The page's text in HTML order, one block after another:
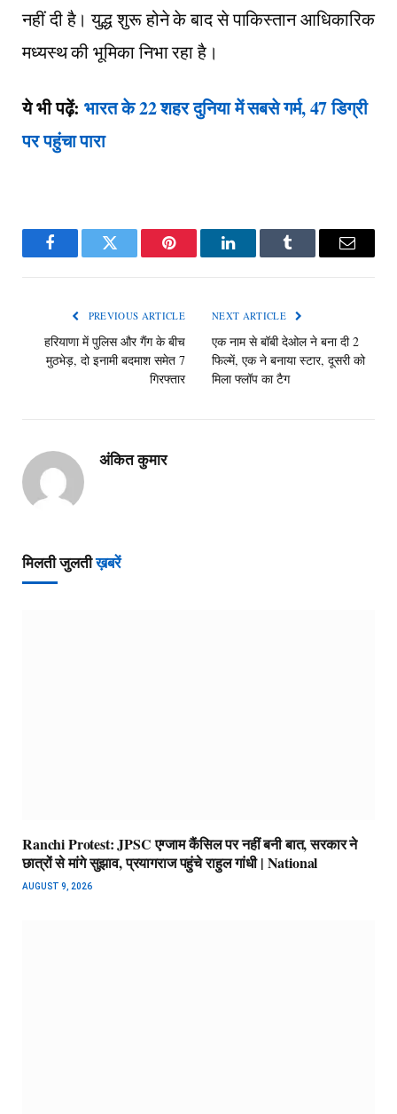
नहीं दी है। युद्ध शुरू होने के बाद से पाकिस्तान आधिकारिक
मध्यस्थ की भूमिका निभा रहा है।
ये भी पढ़ें:भारत के 22 शहर दुनिया में सबसे गर्म, 47 डिग्री
पर पहुंचा पारा
FacebookTwitter Pinterest LinkedInTumblr Email
PREVIOUS ARTICLE
हरियाणा में पुलिस और गैंग के बीच
मुठभेड़, दो इनामी बदमाश समेत 7
गिरफ्तार
NEXT ARTICLE
एक नाम से बॉबी देओल ने बना दी 2
फिल्में, एक ने बनाया स्टार, दूसरी को
मिला फ्लॉप का टैग
अंकित कुमार
मिलती जुलतीख़बरें
Ranchi Protest: JPSC एग्जाम कैंसिल पर नहीं बनी बात, सरकार ने
छात्रों से मांगे सुझाव, प्रयागराज पहुंचे राहुल गांधी | National
AUGUST 9, 2026